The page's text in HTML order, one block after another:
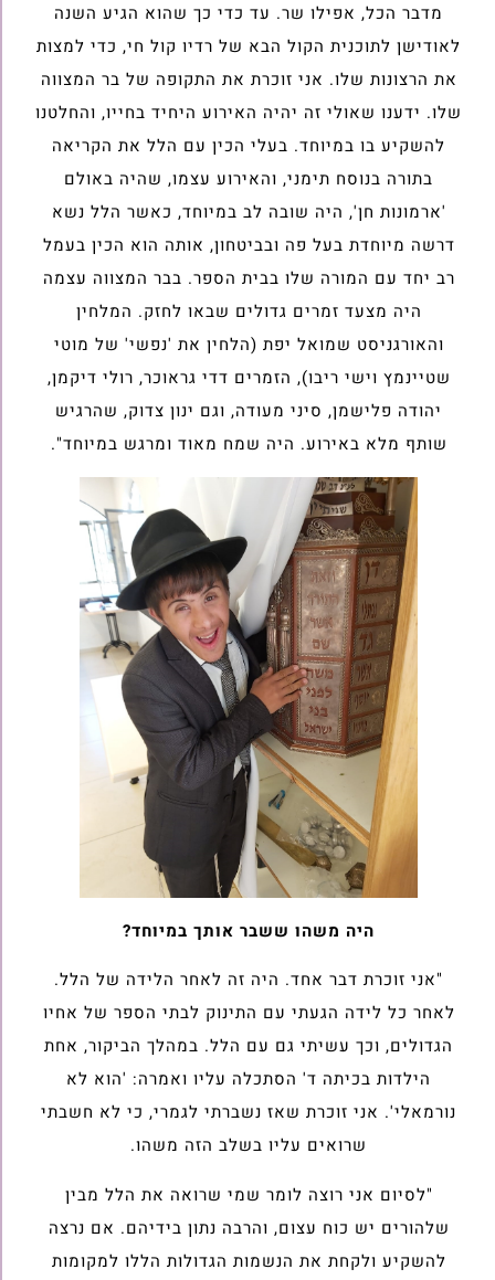
מדבר הכל, אפילו שר. עד כדי כך שהוא הגיע השנה
לאודישן לתוכנית הקול הבא של רדיו קול חי, כדי למצות
את הרצונות שלו. אני זוכרת את התקופה של בר המצווה
שלו. ידענו שאולי זה יהיה האירוע היחיד בחייו, והחלטנו
להשקיע בו במיוחד. בעלי הכין עם הלל את הקריאה
בתורה בנוסח תימני, והאירוע עצמו, שהיה באולם
'ארמונות חן', היה שובה לב במיוחד, כאשר הלל נשא
דרשה מיוחדת בעל פה ובביטחון, אותה הוא הכין בעמל
רב יחד עם המורה שלו בבית הספר. בבר המצווה עצמה
היה מצעד זמרים גדולים שבאו לחזק. המלחין
והאורגניסט שמואל יפת (הלחין את 'נפשי' של מוטי
שטיינמץ וישי ריבו), הזמרים דדי גראוכר, רולי דיקמן,
יהודה פלישמן, סיני מעודה, וגם ינון צדוק, שהרגיש
שותף מלא באירוע. היה שמח מאוד ומרגש במיוחד".
היה משהו ששבר אותך במיוחד?
"אני זוכרת דבר אחד. היה זה לאחר הלידה של הלל.
לאחר כל לידה הגעתי עם התינוק לבתי הספר של אחיו
הגדולים, וכך עשיתי גם עם הלל. במהלך הביקור, אחת
הילדות בכיתה ד' הסתכלה עליו ואמרה: 'הוא לא
נורמאלי'. אני זוכרת שאז נשברתי לגמרי, כי לא חשבתי
שרואים עליו בשלב הזה משהו.
"לסיום אני רוצה לומר שמי שרואה את הלל מבין
שלהורים יש כוח עצום, והרבה נתון בידיהם. אם נרצה
להשקיע ולקחת את הנשמות הגדולות הללו למקומות